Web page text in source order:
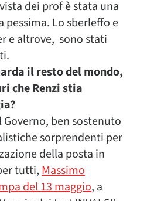
dei prof è stata una
pessima. Lo sberleffo e
e altrove, sono stati
il resto del mondo,
che Renzi stia
ben sostenuto
sorprendenti per
della posta in
tutti,Massimo
del 13 maggio, a